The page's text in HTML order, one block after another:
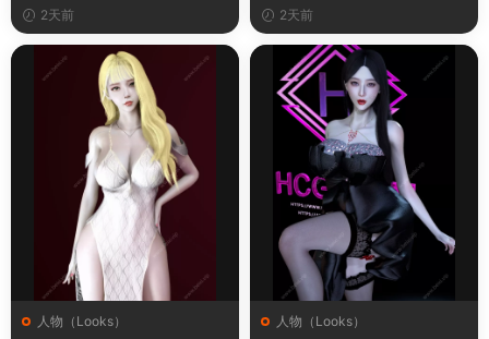
2天前 2天前
人物（Looks） 人物（Looks）